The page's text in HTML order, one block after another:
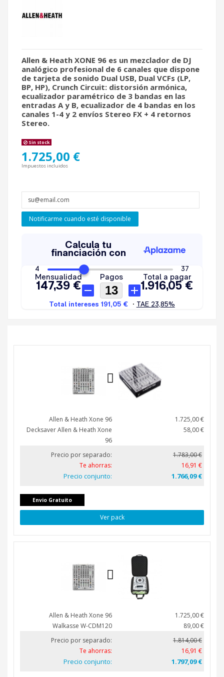
Allen & Heath XONE 96 es un mezclador de DJ
analógico profesional de 6 canales que dispone
de tarjeta de sonido Dual USB, Dual VCFs (LP,
BP, HP), Crunch Circuit: distorsión armónica,
ecualizador paramétrico de 3 bandas en las
entradas A y B, ecualizador de 4 bandas en los
canales 1-4 y 2 envíos Stereo FX + 4 retornos
Stereo.
Sin stock
1.725,00 €
Impuestos incluidos
Notificarme cuando esté disponible
Allen & Heath Xone 96
1.725,00 €
Deck­saver Allen & Heath Xone
96
58,00 €
Precio por separado:
1.783,00 €
Te ahorras:
16,91 €
Precio conjunto: 1.766,09 €
Envio Gratuito
Ver pack
Allen & Heath Xone 96
1.725,00 €
Walkasse W-CDM120
89,00 €
Precio por separado:
1.814,00 €
Te ahorras:
16,91 €
Precio conjunto: 1.797,09 €